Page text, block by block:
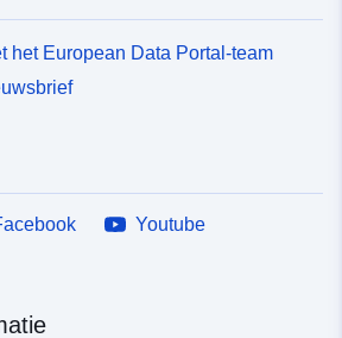
het European Data Portal-team
Youtube